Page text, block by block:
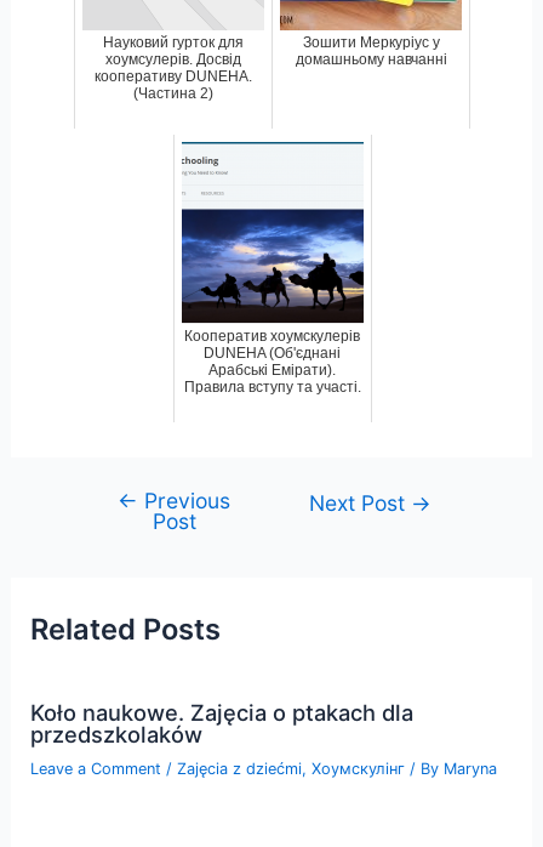
Науковий гурток для
хоумсулерів. Досвід
кооперативу DUNEHA.
(Частина 2)
Зошити Меркуріус у
домашньому навчанні
Кооператив хоумскулерів
DUNEHA (Об'єднані
Арабські Емірати).
Правила вступу та участі.
navigation
← Previous
Post
Next Post →
Related Posts
Koło naukowe. Zajęcia o ptakach dla
przedszkolaków
Leave a Comment /Zajęcia z dziećmi,Хоумскулінг / By Maryna